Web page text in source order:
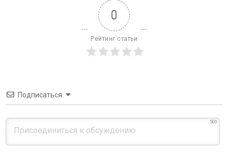
0
Рейтинг статьи
Подписаться
500